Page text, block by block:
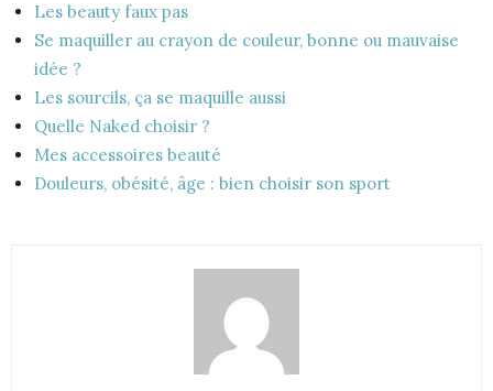
Les beauty faux pas
Se maquiller au crayon de couleur, bonne ou mauvaise
idée ?
Les sourcils, ça se maquille aussi
Quelle Naked choisir ?
Mes accessoires beauté
Douleurs, obésité, âge : bien choisir son sport